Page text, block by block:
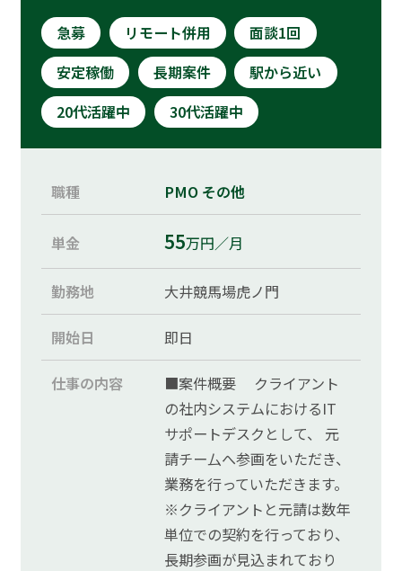
急募 リモート併用
面談1回
安定稼働
長期案件
駅から近い
20代活躍中
30代活躍中
職種 PMO その他
単金 55万円／月
勤務地 大井競馬場虎ノ門
開始日 即日
仕事の内容
■案件概要 クライアント
の社内システムにおけるIT
サポートデスクとして、 元
請チー厶へ参画をいただき、
業務を行っていただきます。
※クライアントと元請は数年
単位での契約を行っており、
長期参画が見込まれており